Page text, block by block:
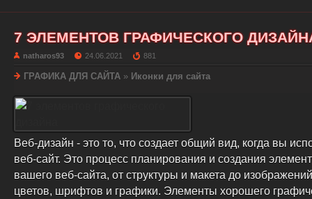
7 ЭЛЕМЕНТОВ ГРАФИЧЕСКОГО
natharos93 24.06.2021 881
ГРАФИКА ДЛЯ САЙТА » Иконки для сайта
Веб-дизайн - это то, что создает общий вид, когда вы
веб-сайт. Это процесс планирования и создания
вашего веб-сайта, от структуры и макета до
цветов, шрифтов и графики. Элементы хорошего